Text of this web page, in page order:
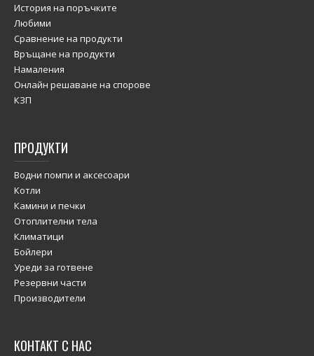
История на поръчките
Любими
Сравнение на продукти
Връщане на продукти
Намаления
Онлайн решаване на спорове
КЗП
ПРОДУКТИ
Водни помпи и аксесоари
Котли
Камини и печки
Отоплителни тела
Климатици
Бойлери
Уреди за готвене
Резервни части
Производители
КОНТАКТ С НАС